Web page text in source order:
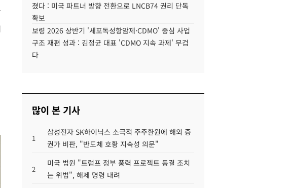
졌다 : 미국 파트너 방향 전환으로 LNCB74 권리 단독
확보
보령 2026 상반기 '세포독성항암제·CDMO' 중심 사업
구조 재편 성과 : 김정균 대표 'CDMO 지속 과제' 무겁
다
많이 본 기사
1
삼성전자 SK하이닉스 소극적 주주환원에 해외 증
권가 비판, "반도체 호황 지속성 의문"
2
미국 법원 "트럼프 정부 풍력 프로젝트 동결 조치
는 위법", 해제 명령 내려